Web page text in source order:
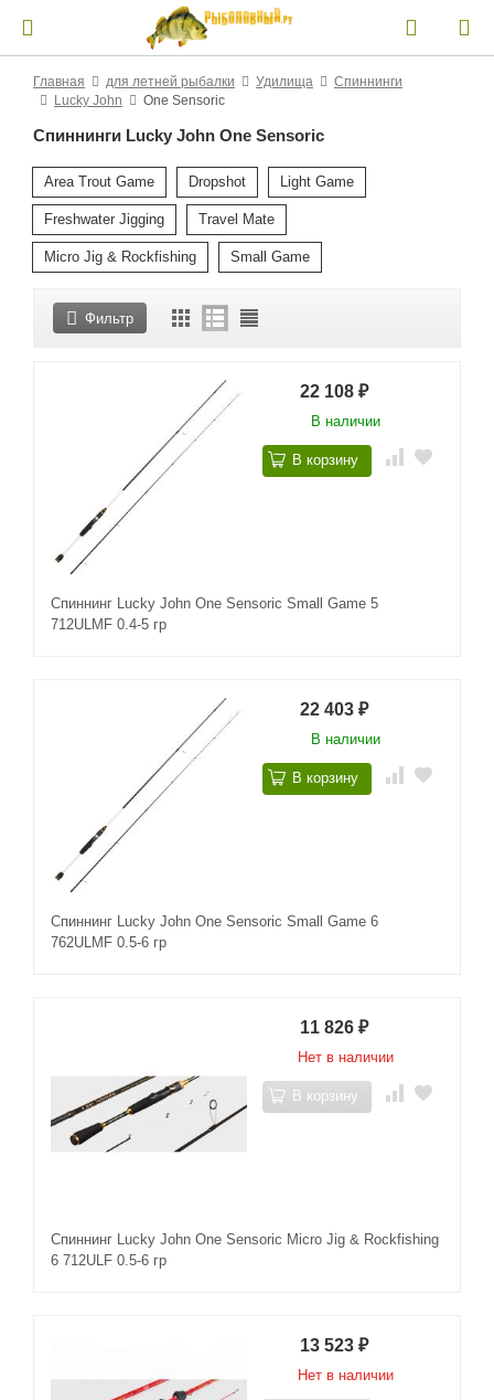
Главная для летней рыбалки Удилища
Спиннинги
Lucky John
One Sensoric
Спиннинги Lucky John One Sensoric
Area Trout Game Dropshot Light Game
Freshwater Jigging Travel Mate
Micro Jig & Rockfishing Small Game
Фильтр
Спиннинг Lucky John One Sensoric Small Game 5
712ULMF 0.4-5 гр
22 108 ₽
В наличии
В корзину
Спиннинг Lucky John One Sensoric Small Game 6
762ULMF 0.5-6 гр
22 403 ₽
В наличии
В корзину
Спиннинг Lucky John One Sensoric Micro Jig & Rockfishing
6 712ULF 0.5-6 гр
11 826 ₽
Нет в наличии
В корзину
13 523 ₽
Нет в наличии